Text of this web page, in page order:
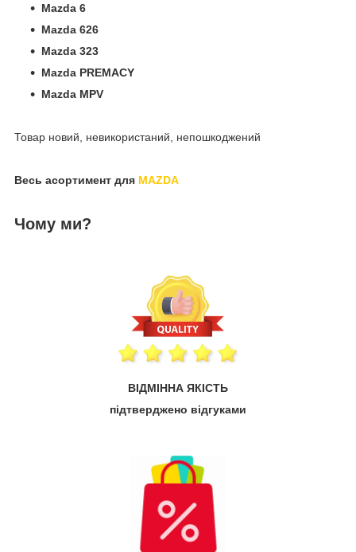
Mazda 6
Mazda 626
Mazda 323
Mazda PREMACY
Mazda MPV
Товар новий, невикористаний, непошкоджений
Весь асортимент для MAZDA
Чому ми?
ВІДМІННА ЯКІСТЬ
підтверджено відгуками